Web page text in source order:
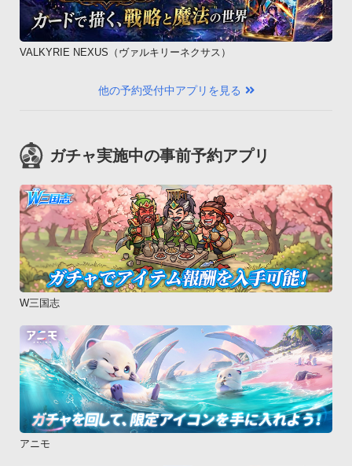
VALKYRIE NEXUS（ヴァルキリーネクサス）
他の予約受付中アプリを見る
ガチャ実施中の事前予約アプリ
W三国志
アニモ